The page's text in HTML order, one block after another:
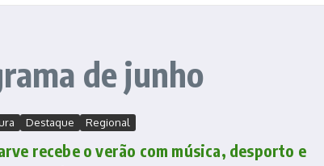
de junho
Destaque Regional
recebe o verão com música, desporto e